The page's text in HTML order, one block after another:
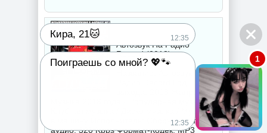
Автозвук На Радио
Record (2018)
Название: Автозвук На
Музыка 2018 года / Популярная музыка /
Клубная музыка / Диско музыка / Музыка
СборникБитрейт
аудио: 320 Kbps Формат-Кодек: MP3
Кира, 21🐱 12:35
Поиграешь со мной? 💖🐾
12:35
1